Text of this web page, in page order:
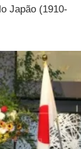
Japão (1910-